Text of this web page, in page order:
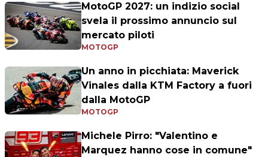
MotoGP 2027: un indizio social
svela il prossimo annuncio sul
mercato piloti
MOTOGP
Un anno in picchiata: Maverick
Vinales dalla KTM Factory a fuori
dalla MotoGP
MOTOGP
Michele Pirro: "Valentino e
Marquez hanno cose in comune"